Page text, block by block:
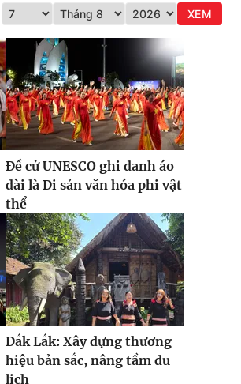
XEM
Đề cử UNESCO ghi danh áo
dài là Di sản văn hóa phi vật
thể
Đắk Lắk: Xây dựng thương
hiệu bản sắc, nâng tầm du
lịch